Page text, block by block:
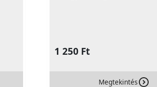
1 250 Ft
Megtekintés